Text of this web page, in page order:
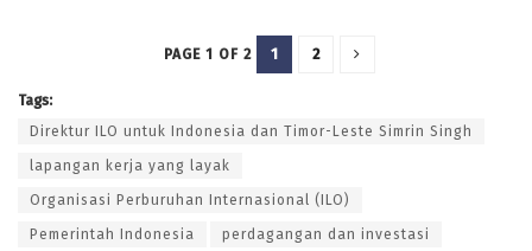
PAGE 1 OF 2 1 2
Tags:
Direktur ILO untuk Indonesia dan Timor-Leste Simrin Singh
lapangan kerja yang layak
Organisasi Perburuhan Internasional (ILO)
Pemerintah Indonesia
perdagangan dan investasi